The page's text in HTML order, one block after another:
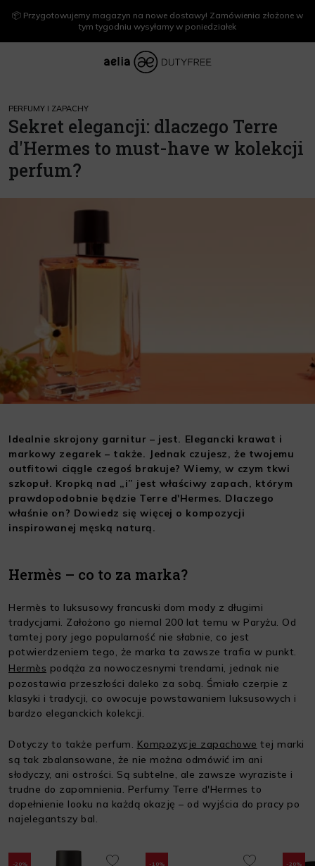
📦 Przygotowujemy magazyn na nowe dostawy! Zamówienia złożone w
tym tygodniu wysyłamy w poniedziałek
Sekret elegancji: dlaczego Terre
d'Hermes to must-have w kolekcji
perfum?
PERFUMY I ZAPACHY
Idealnie skrojony garnitur – jest. Elegancki krawat i
markowy zegarek – także. Jednak czujesz, że twojemu
outfitowi ciągle czegoś brakuje? Wiemy, w czym tkwi
szkopuł. Kropką nad „i” jest właściwy zapach, którym
prawdopodobnie będzie Terre d'Hermes. Dlaczego
właśnie on? Dowiedz się więcej o kompozycji
inspirowanej męską naturą.
Hermès – co to za marka?
Hermès to luksusowy francuski dom mody z długimi
tradycjami. Założono go niemal 200 lat temu w Paryżu. Od
tamtej pory jego popularność nie słabnie, co jest
potwierdzeniem tego, że marka ta zawsze trafia w punkt.
Hermès podąża za nowoczesnymi trendami, jednak nie
pozostawia przeszłości daleko za sobą. Śmiało czerpie z
klasyki i tradycji, co owocuje powstawaniem luksusowych i
bardzo eleganckich kolekcji.
Dotyczy to także perfum. Kompozycje zapachowe tej marki
są tak zbalansowane, że nie można odmówić im ani
słodyczy, ani ostrości. Są subtelne, ale zawsze wyraziste i
trudne do zapomnienia. Perfumy Terre d'Hermes to
dopełnienie looku na każdą okazję – od wyjścia do pracy po
najelegantszy bal.
-20% -10% -20%